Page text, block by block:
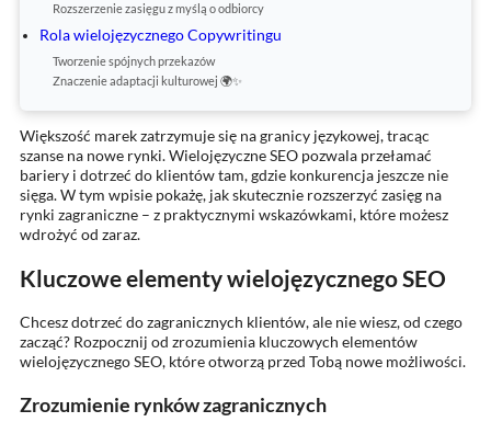
Rozszerzenie zasięgu z myślą o odbiorcy
Rola wielojęzycznego Copywritingu
Tworzenie spójnych przekazów
Znaczenie adaptacji kulturowej 🌍✨
Większość marek zatrzymuje się na granicy językowej, tracąc
szanse na nowe rynki. Wielojęzyczne SEO pozwala przełamać
bariery i dotrzeć do klientów tam, gdzie konkurencja jeszcze nie
sięga. W tym wpisie pokażę, jak skutecznie rozszerzyć zasięg na
rynki zagraniczne – z praktycznymi wskazówkami, które możesz
wdrożyć od zaraz.
Kluczowe elementy wielojęzycznego SEO
Chcesz dotrzeć do zagranicznych klientów, ale nie wiesz, od czego
zacząć? Rozpocznij od zrozumienia kluczowych elementów
wielojęzycznego SEO, które otworzą przed Tobą nowe możliwości.
Zrozumienie rynków zagranicznych